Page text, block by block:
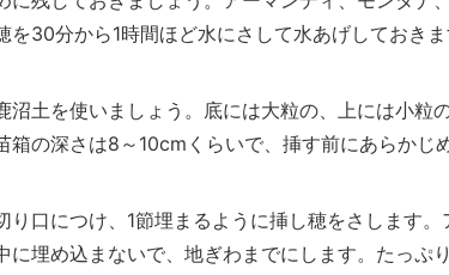
を30分から1時間ほど水にさして水あげしておきま
沼土を使いましょう。底には大粒の、上には小粒
箱の深さは8～10cmくらいで、挿す前にあらかじ
り口につけ、1節埋まるように挿し穂をさします
に埋め込まないで、地ぎわまでにします。たっぷ